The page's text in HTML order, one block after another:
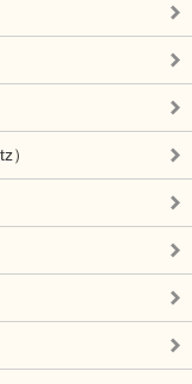
）